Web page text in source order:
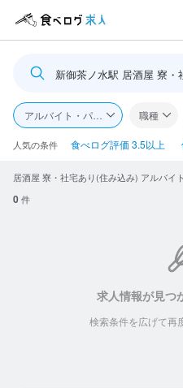
ログイン・
食べログ求人TOP
求人検索
検索履歴・保存した条件
新御茶ノ水駅 居酒屋 寮・
アルバイト・パート 職種
人気の条件 食べログ評価 3.5以上
居酒屋 寮・社宅あり(住み込み) アルバイ
0件
求人情報が見つ
検索条件を広げて再